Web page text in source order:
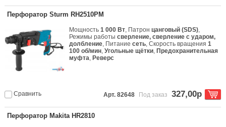
Перфоратор Sturm RH2510PM
Мощность1 000 Вт, Патронцанговый (SDS),
Режимы работысверление, сверление с ударом,
долбление, Питаниесеть, Скорость вращения1
100 об/мин,Угольные щётки, Предохранительная
муфта, Реверс
Сравнить Арт. 82648 Под заказ 327,00р
Перфоратор Makita HR2810